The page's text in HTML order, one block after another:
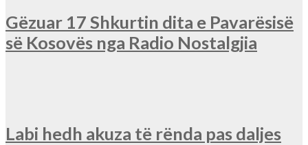
Gëzuar 17 Shkurtin dita e Pavarësisë
së Kosovës nga Radio Nostalgjia
Labi hedh akuza të rënda pas daljes